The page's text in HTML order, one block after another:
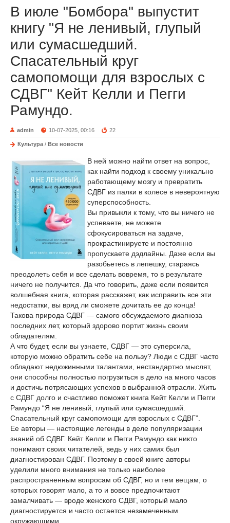
В июле "Бомбора" выпустит
книгу "Я не ленивый, глупый
или сумасшедший.
Спасательный круг
самопомощи для взрослых с
СДВГ" Кейт Келли и Пегги
Рамундо.
admin 10-07-2025, 00:16 22
Культура / Все новости
В ней можно найти ответ на вопрос,
как найти подход к своему уникально
работающему мозгу и превратить
СДВГ из палки в колесе в невероятную
суперспособность.
Вы привыкли к тому, что вы ничего не
успеваете, не можете
сфокусироваться на задаче,
прокрастинируете и постоянно
пропускаете дэдлайны. Даже если вы
разобьетесь в лепешку, стараясь
преодолеть себя и все сделать вовремя, то в результате
ничего не получится. Да что говорить, даже если появится
волшебная книга, которая расскажет, как исправить все эти
недостатки, вы вряд ли сможете дочитать ее до конца!
Такова природа СДВГ — самого обсуждаемого диагноза
последних лет, который здорово портит жизнь своим
обладателям.
А что будет, если вы узнаете, СДВГ — это суперсила,
которую можно обратить себе на пользу? Люди с СДВГ часто
обладают недюжинными талантами, нестандартно мыслят,
они способны полностью погрузиться в дело на много часов
и достичь потрясающих успехов в выбранной отрасли. Жить
с СДВГ долго и счастливо поможет книга Кейт Келли и Пегги
Рамундо “Я не ленивый, глупый или сумасшедший.
Спасательный круг самопомощи для взрослых с СДВГ”.
Ее авторы — настоящие легенды в деле популяризации
знаний об СДВГ. Кейт Келли и Пегги Рамундо как никто
понимают своих читателей, ведь у них самих был
диагностирован СДВГ. Поэтому в своей книге авторы
уделили много внимания не только наиболее
распространенным вопросам об СДВГ, но и тем вещам, о
которых говорят мало, а то и вовсе предпочитают
замалчивать — вроде женского СДВГ, который мало
диагностируется и часто остается незамеченным
окружающими.